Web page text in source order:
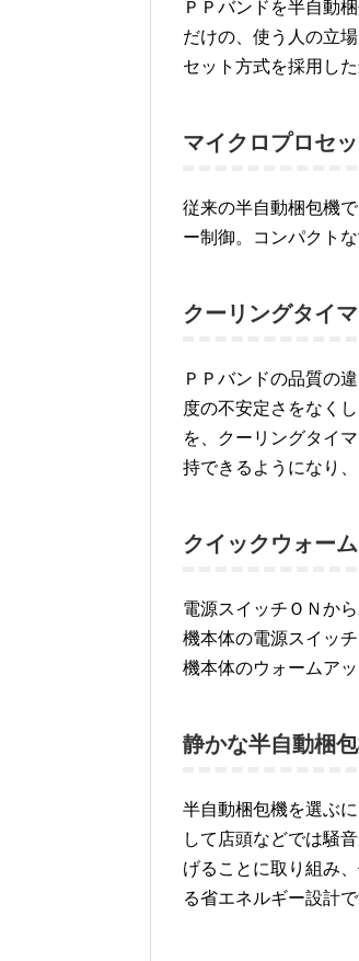
ＰＰバンドを半自動
だけの、使う人の立
セット方式を採用し
マイクロプロセ
従来の半自動梱包機
ー制御。コンパクト
クーリングタイ
ＰＰバンドの品質の
度の不安定さをなく
を、クーリングタイ
持できるようになり
クイックウォー
電源スイッチＯＮか
機本体の電源スイッ
機本体のウォームア
静かな半自動梱
半自動梱包機を選ぶ
して店頭などでは騒
げることに取り組み
る省エネルギー設計で